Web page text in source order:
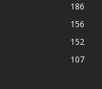
186
156
152
107